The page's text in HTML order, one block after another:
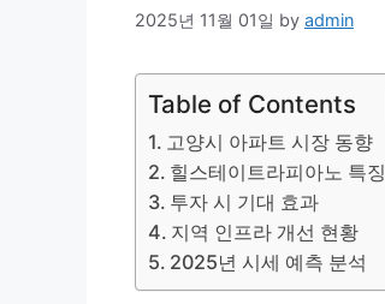
2025년 11월 01일 by admin
Table of Contents
고양시 아파트 시장 동향
힐스테이트라피아노 특징
투자 시 기대 효과
지역 인프라 개선 현황
2025년 시세 예측 분석